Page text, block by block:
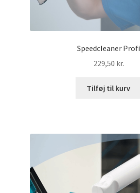
Speedcleaner Profi
229,50 kr.
Tilføj til kurv